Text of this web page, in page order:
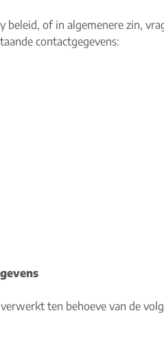
beleid, of in algemenere zin,
contactgegevens:
ten behoeve van de